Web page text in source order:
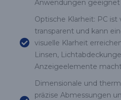
Anwendungen
Optische Klarheit: PC ist
transparent und kann
visuelle Klarheit
Linsen,
Anzeigeelemente
Dimensionale und
präzise Abmessungen